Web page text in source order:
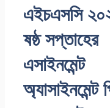
এইচএসসি
ষষ্ঠ সপ্তাহের
এসাইনমেন্ট
অ্যাসাইনমেন্ট